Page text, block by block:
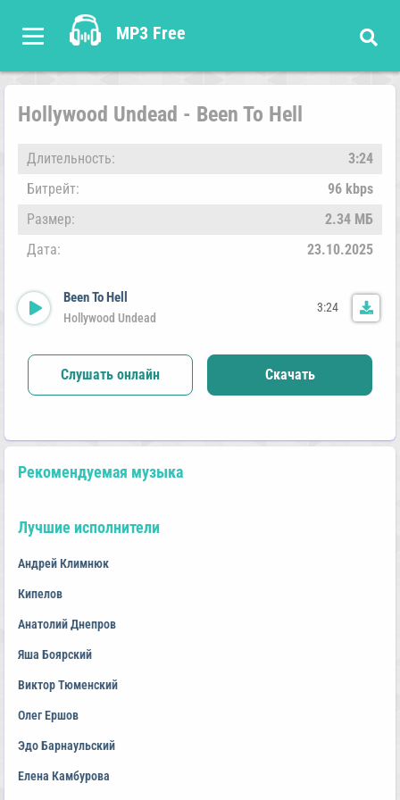
MP3 Free
Hollywood Undead - Been To Hell
Длительность:
3:24
Битрейт:
96 kbps
Размер:
2.34 МБ
Дата:
23.10.2025
Been To Hell
Hollywood Undead
3:24
Слушать онлайн Скачать
Рекомендуемая музыка
Лучшие исполнители
Андрей Климнюк
Кипелов
Анатолий Днепров
Яша Боярский
Виктор Тюменский
Олег Ершов
Эдо Барнаульский
Елена Камбурова